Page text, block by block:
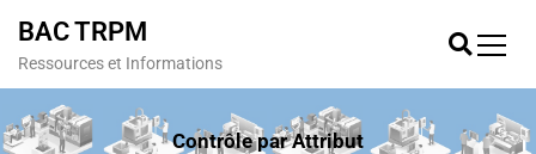
BAC TRPM
Ressources et Informations
Contrôle par Attribut